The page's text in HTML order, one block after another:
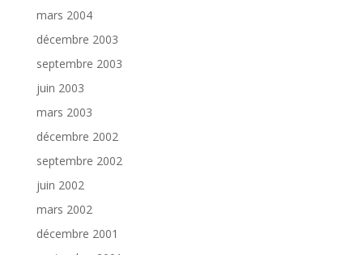
mars 2004
décembre 2003
septembre 2003
juin 2003
mars 2003
décembre 2002
septembre 2002
juin 2002
mars 2002
décembre 2001